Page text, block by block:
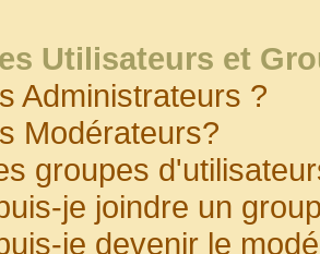
Utilisateurs et
Administrateurs ?
Modérateurs?
groupes
je joindre un
je devenir le